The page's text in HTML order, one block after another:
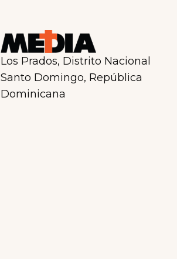
Los Prados, Distrito Nacional
Santo Domingo, República
Dominicana